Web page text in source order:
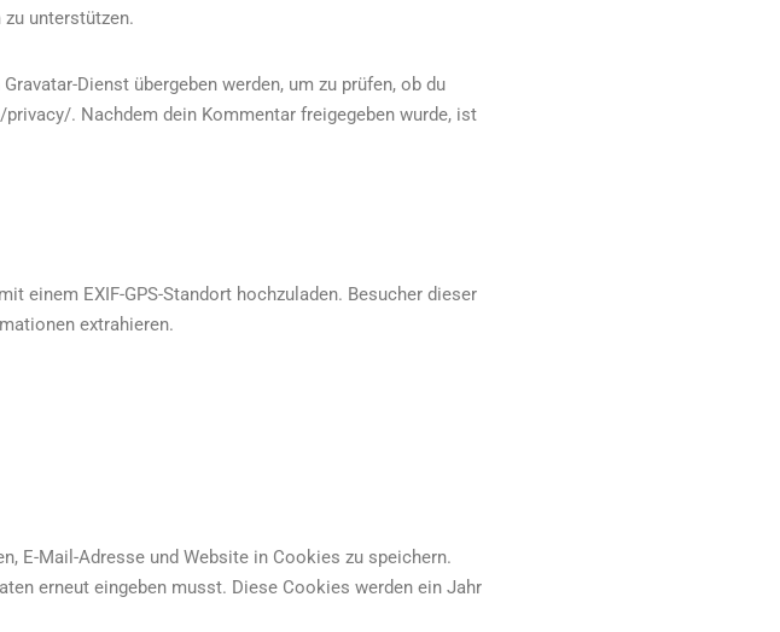
unterstützen.
Dienst übergeben werden, um zu prüfen, ob du
. Nachdem dein Kommentar freigegeben wurde, ist
einem EXIF-GPS-Standort hochzuladen. Besucher dieser
extrahieren.
E-Mail-Adresse und Website in Cookies zu speichern.
erneut eingeben musst. Diese Cookies werden ein Jahr